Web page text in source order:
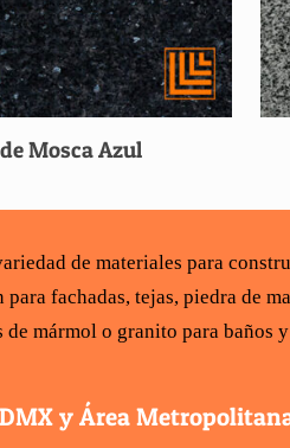
Mosca Azul
de materiales para
para fachadas, tejas, piedra de
de mármolo granito para baños
y Área